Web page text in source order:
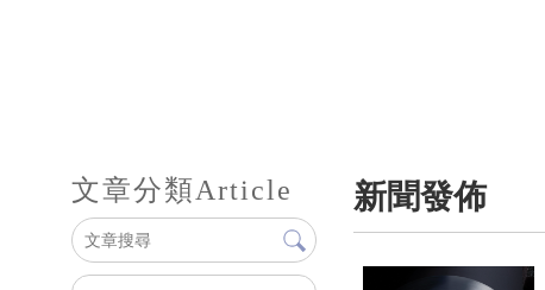
文章分類Article 新聞發佈